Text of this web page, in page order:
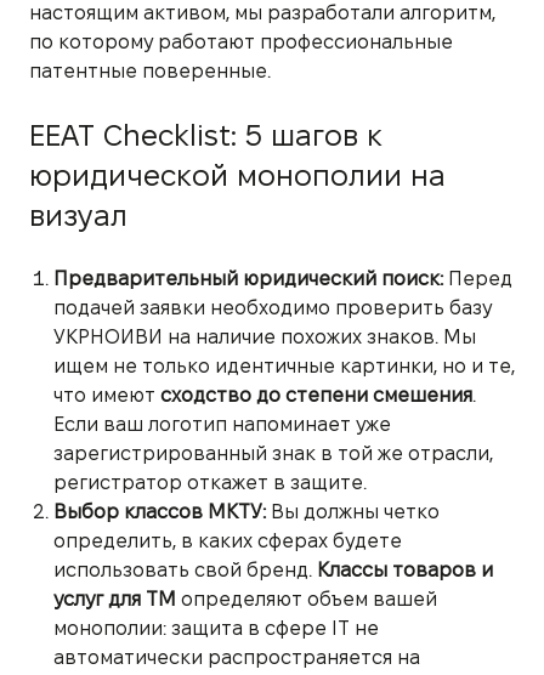
настоящим активом, мы разработали алгоритм,
по которому работают профессиональные
патентные поверенные.
EEAT Checklist: 5 шагов к
юридической монополии на
визуал
Предварительный юридический поиск:Перед
подачей заявки необходимо проверить базу
УКРНОИВИ на наличие похожих знаков. Мы
ищем не только идентичные картинки, но и те,
что имеют сходство до степени смешения.
Если ваш логотип напоминает уже
зарегистрированный знак в той же отрасли,
регистратор откажет в защите.
Выбор классов МКТУ:Вы должны четко
определить, в каких сферах будете
использовать свой бренд. Классы товаров и
услуг для ТМ определяют объем вашей
монополии: защита в сфере IT не
автоматически распространяется на